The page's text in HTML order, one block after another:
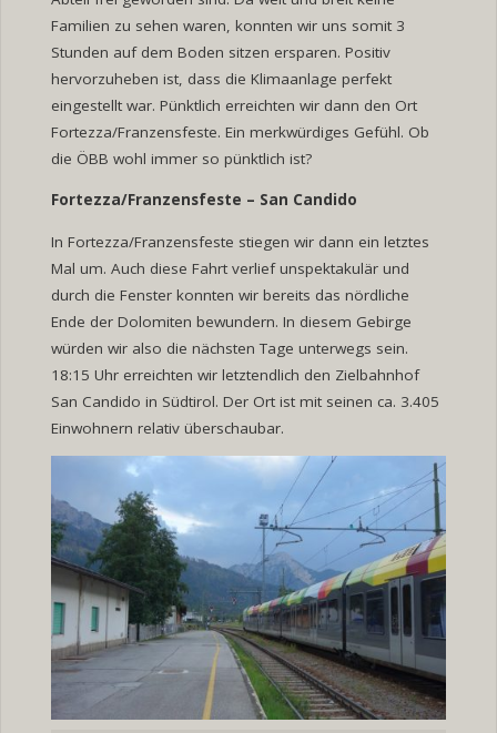
Familien zu sehen waren, konnten wir uns somit 3
Stunden auf dem Boden sitzen ersparen. Positiv
hervorzuheben ist, dass die Klimaanlage perfekt
eingestellt war. Pünktlich erreichten wir dann den Ort
Fortezza/Franzensfeste. Ein merkwürdiges Gefühl. Ob
die ÖBB wohl immer so pünktlich ist?
Fortezza/Franzensfeste – San Candido
In Fortezza/Franzensfeste stiegen wir dann ein letztes
Mal um. Auch diese Fahrt verlief unspektakulär und
durch die Fenster konnten wir bereits das nördliche
Ende der Dolomiten bewundern. In diesem Gebirge
würden wir also die nächsten Tage unterwegs sein.
18:15 Uhr erreichten wir letztendlich den Zielbahnhof
San Candido in Südtirol. Der Ort ist mit seinen ca. 3.405
Einwohnern relativ überschaubar.